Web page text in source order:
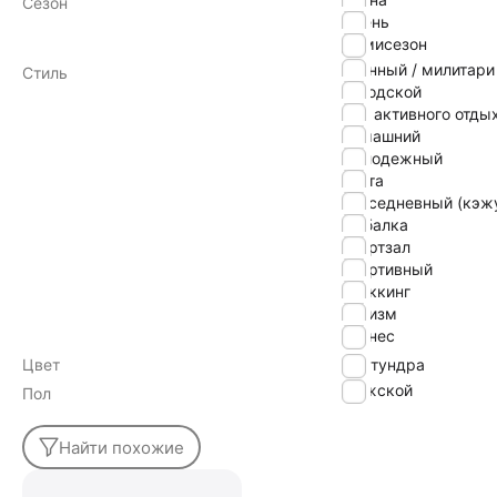
Осень
Демисезон
Стиль
военный / милитари
городской
для активного
домашний
молодежный
охота
повседневный
рыбалка
спортзал
спортивный
треккинг
туризм
фитнес
Цвет
тундра
Пол
Мужской
Найти похожие